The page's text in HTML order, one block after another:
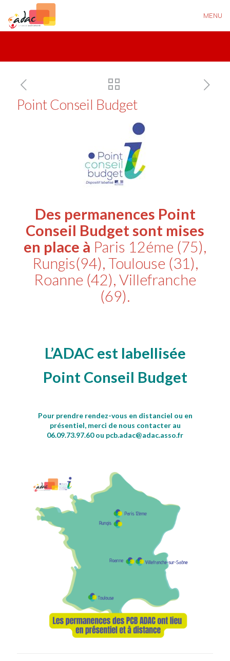
MENU
Point Conseil Budget
Des permanences Point
Conseil Budget sont mises
en place à Paris 12éme (75),
Rungis(94), Toulouse (31),
Roanne (42), Villefranche
(69).
L’ADAC est labellisée
Point Conseil Budget
Pour prendre rendez-vous en distanciel ou en
présentiel, merci de nous contacter au
06.09.73.97.60 ou pcb.adac@adac.asso.fr